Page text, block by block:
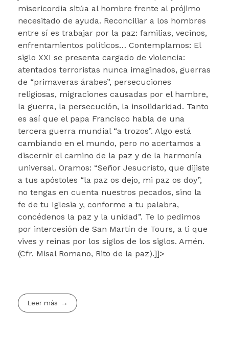
misericordia sitúa al hombre frente al prójimo
necesitado de ayuda. Reconciliar a los hombres
entre sí es trabajar por la paz: familias, vecinos,
enfrentamientos políticos… Contemplamos: El
siglo XXI se presenta cargado de violencia:
atentados terroristas nunca imaginados, guerras
de “primaveras árabes”, persecuciones
religiosas, migraciones causadas por el hambre,
la guerra, la persecución, la insolidaridad. Tanto
es así que el papa Francisco habla de una
tercera guerra mundial “a trozos”. Algo está
cambiando en el mundo, pero no acertamos a
discernir el camino de la paz y de la harmonía
universal. Oramos: “Señor Jesucristo, que dijiste
a tus apóstoles “la paz os dejo, mi paz os doy”,
no tengas en cuenta nuestros pecados, sino la
fe de tu Iglesia y, conforme a tu palabra,
concédenos la paz y la unidad”. Te lo pedimos
por intercesión de San Martín de Tours, a ti que
vives y reinas por los siglos de los siglos. Amén.
(Cfr. Misal Romano, Rito de la paz).]]>
Leer más